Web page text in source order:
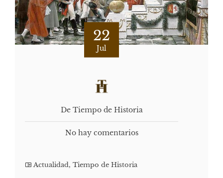
22
Jul
De Tiempo de Historia
No hay comentarios
Actualidad, Tiempo de Historia